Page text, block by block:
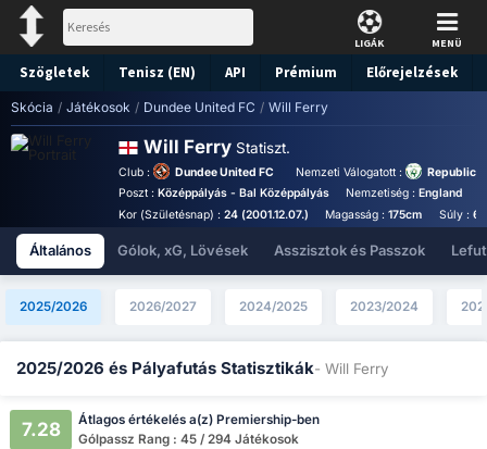
LIGÁK MENÜ
Szögletek Tenisz (EN) API Prémium Előrejelzések
Skócia / Játékosok / Dundee United FC / Will Ferry
Will Ferry Statiszt.
Club : Dundee United FC Nemzeti Válogatott :
Republic
Poszt : Középpályás - Bal Középpályás Nemzetiség :England
Kor (Születésnap) : 24 (2001.12.07.) Magasság :175cm Súly :
Általános Gólok, xG, Lövések Asszisztok és Passzok
2025/2026 2026/2027 2024/2025 2023/2024
2025/2026 és Pályafutás Statisztikák- Will Ferry
7.28
Átlagos értékelés a(z) Premiership-ben
Gólpassz Rang : 45 / 294 Játékosok